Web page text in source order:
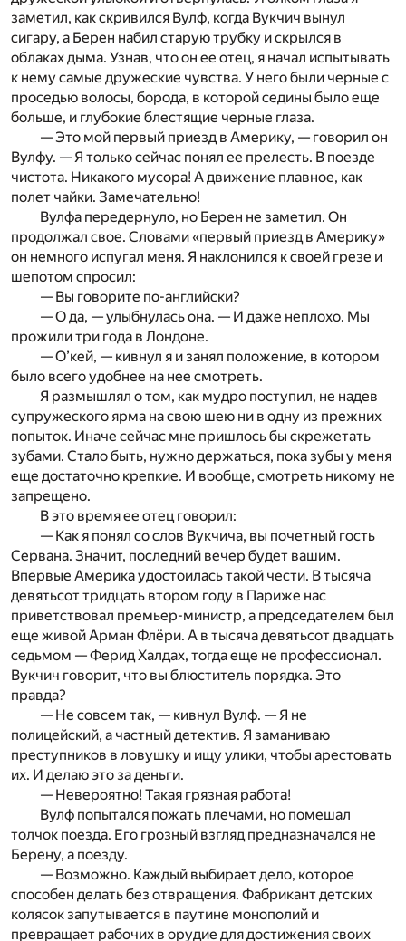
заметил, как скривился Вулф, когда Вукчич вынул
сигару, а Берен набил старую трубку и скрылся в
облаках дыма. Узнав, что он ее отец, я начал испытывать
к нему самые дружеские чувства. У него были черные c
проседью волосы, борода, в которой седины было еще
больше, и глубокие блестящие черные глаза.
— Это мой первый приезд в Америку, — говорил он
Вулфу. — Я только сейчас понял ее прелесть. В поезде
чистота. Никакого мусора! А движение плавное, как
полет чайки. Замечательно!
Вулфа передернуло, но Берен не заметил. Он
продолжал свое. Словами «первый приезд в Америку»
он немного испугал меня. Я наклонился к своей грезе и
шепотом спросил:
— Вы говорите по-английски?
— О да, — улыбнулась она. — И даже неплохо. Мы
прожили три года в Лондоне.
— О’кей, — кивнул я и занял положение, в котором
было всего удобнее на нее смотреть.
Я размышлял о том, как мудро поступил, не надев
супружеского ярма на свою шею ни в одну из прежних
попыток. Иначе сейчас мне пришлось бы скрежетать
зубами. Стало быть, нужно держаться, пока зубы у меня
еще достаточно крепкие. И вообще, смотреть никому не
запрещено.
В это время ее отец говорил:
— Как я понял со слов Вукчича, вы почетный гость
Сервана. Значит, последний вечер будет вашим.
Впервые Америка удостоилась такой чести. В тысяча
девятьсот тридцать втором году в Париже нас
приветствовал премьер-министр, а председателем был
еще живой Арман Флёри. А в тысяча девятьсот двадцать
седьмом — Ферид Халдах, тогда еще не профессионал.
Вукчич говорит, что вы блюститель порядка. Это
правда?
— Не совсем так, — кивнул Вулф. — Я не
полицейский, а частный детектив. Я заманиваю
преступников в ловушку и ищу улики, чтобы арестовать
их. И делаю это за деньги.
— Невероятно! Такая грязная работа!
Вулф попытался пожать плечами, но помешал
толчок по­езда. Его грозный взгляд предназначался не
Берену, а поезду.
— Возможно. Каждый выбирает дело, которое
способен делать без отвращения. Фабрикант детских
колясок запутывается в паутине монополий и
превращает рабочих в орудие для достижения своих